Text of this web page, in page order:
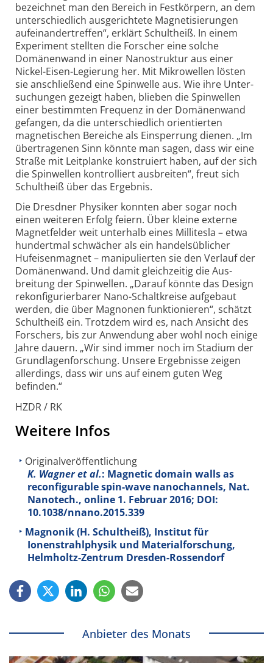
bezeichnet man den Bereich in Fest­körpern, an dem
unter­schiedlich ausge­richtete Magneti­sierungen
aufeinander­treffen“, erklärt Schult­heiß. In einem
Experiment stellten die Forscher eine solche
Domänen­wand in einer Nano­struktur aus einer
Nickel-Eisen-Legierung her. Mit Mikro­wellen lösten
sie anschließend eine Spin­welle aus. Wie ihre Unter­
suchungen gezeigt haben, blieben die Spin­wellen
einer bestimmten Frequenz in der Domänen­wand
gefangen, da die unter­schiedlich orien­tierten
magne­tischen Bereiche als Einsperrung dienen. „Im
über­tragenen Sinn könnte man sagen, dass wir eine
Straße mit Leit­planke konstruiert haben, auf der sich
die Spin­wellen kontrolliert aus­breiten“, freut sich
Schult­heiß über das Ergebnis.
Die Dresdner Physiker konnten aber sogar noch
einen weiteren Erfolg feiern. Über kleine externe
Magnet­felder weit unter­halb eines Milli­tesla – etwa
hundert­mal schwächer als ein handels­üblicher
Hufeisen­magnet – mani­pulierten sie den Verlauf der
Domänen­wand. Und damit gleich­zeitig die Aus­
breitung der Spin­wellen. „Darauf könnte das Design
rekon­figurier­barer Nano-Schalt­kreise aufge­baut
werden, die über Magnonen funktio­nieren“, schätzt
Schult­heiß ein. Trotzdem wird es, nach Ansicht des
Forschers, bis zur Anwendung aber wohl noch einige
Jahre dauern. „Wir sind immer noch im Stadium der
Grund­lagen­forschung. Unsere Ergebnisse zeigen
aller­dings, dass wir uns auf einem guten Weg
befinden.“
HZDR / RK
Weitere Infos
Originalveröffentlichung
K. Wagner et al.: Magnetic domain walls as
reconfigurable spin-wave nanochannels, Nat.
Nanotech., online 1. Februar 2016; DOI:
10.1038/nnano.2015.339
Magnonik (H. Schultheiß), Institut für
Ionenstrahlphysik und Materialforschung,
Helmholtz-Zentrum Dresden-Rossendorf
Anbieter des Monats